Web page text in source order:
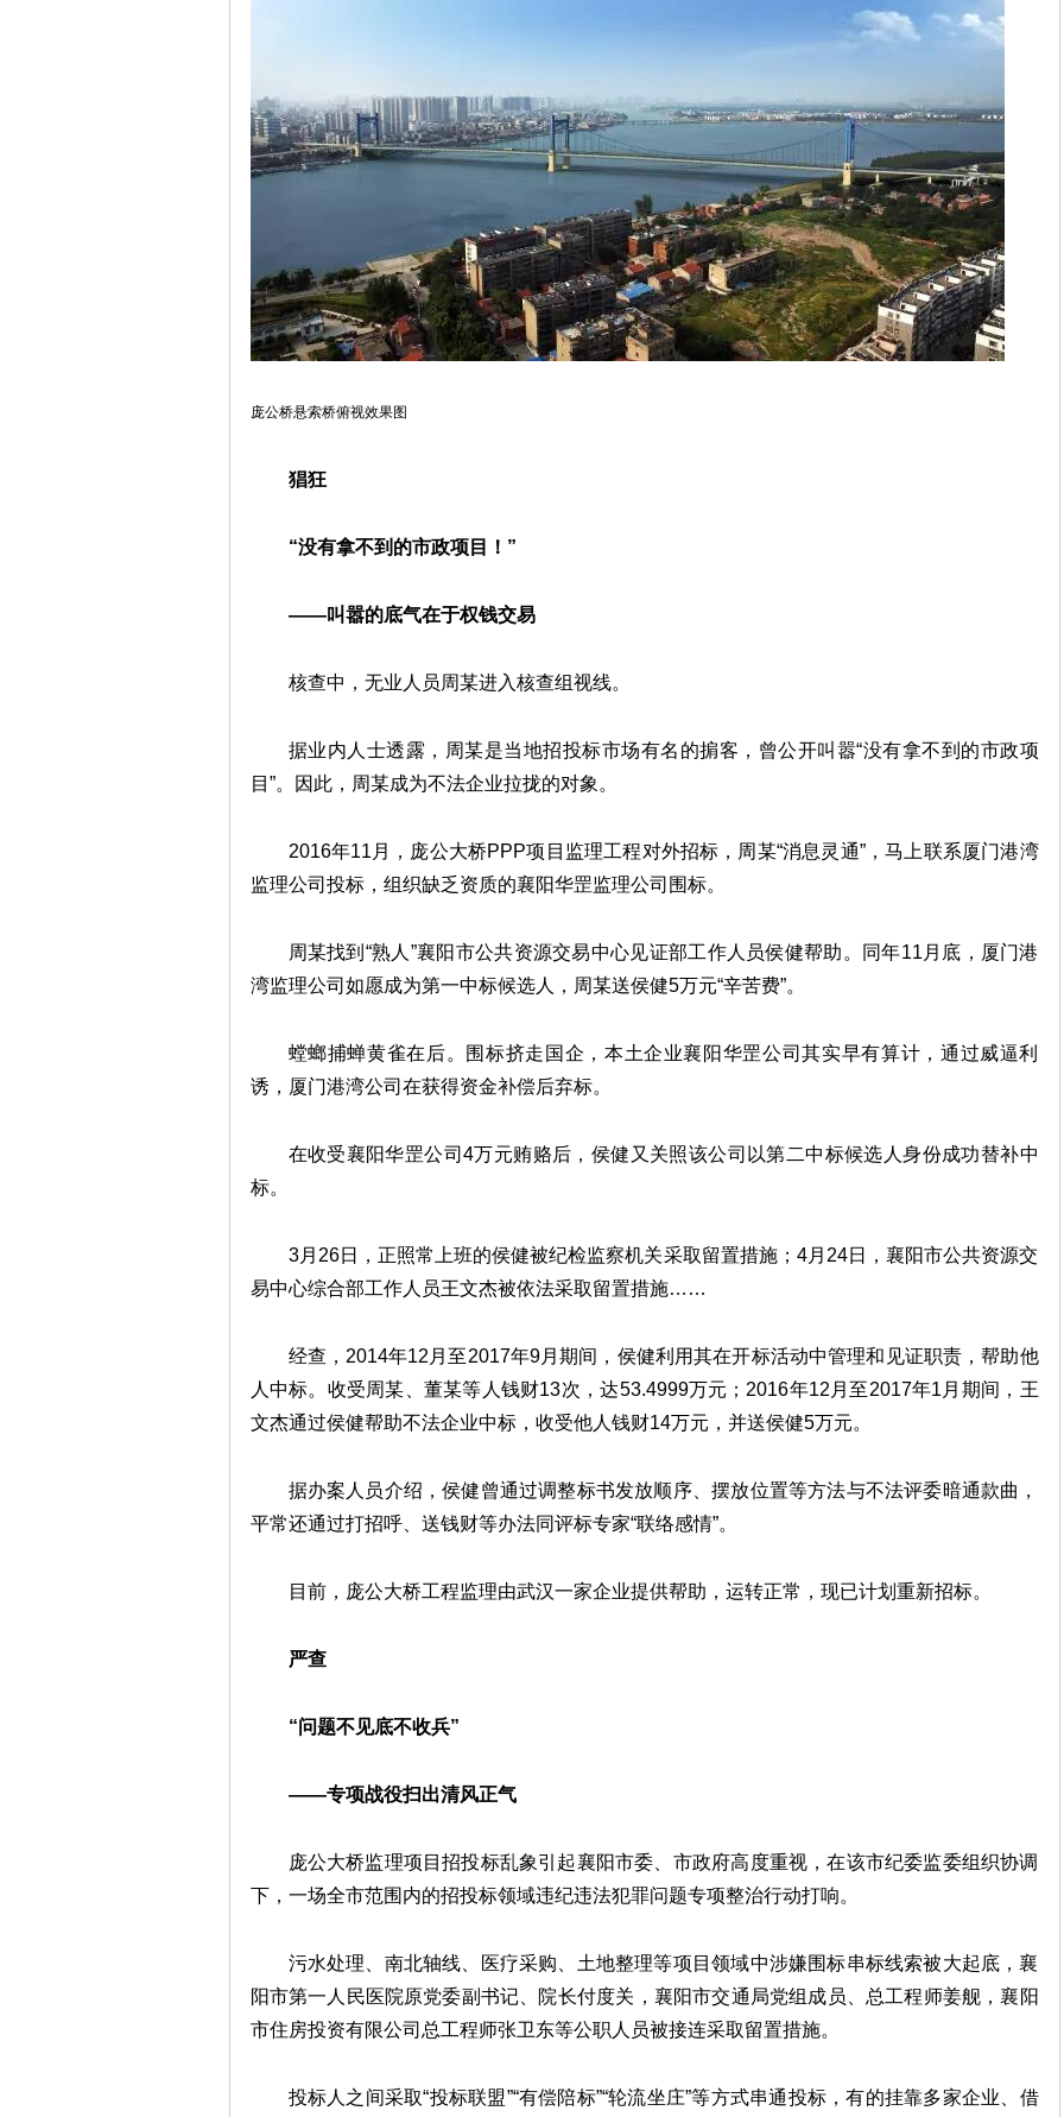
庞公桥悬索桥俯视效果图
猖狂
“没有拿不到的市政项目！”
——叫嚣的底气在于权钱交易
核查中，无业人员周某进入核查组视线。
据业内人士透露，周某是当地招投标市场有名的掮客，曾公开叫嚣“没有拿不到的市政项
目”。因此，周某成为不法企业拉拢的对象。
2016年11月，庞公大桥PPP项目监理工程对外招标，周某“消息灵通”，马上联系厦门港湾
监理公司投标，组织缺乏资质的襄阳华罡监理公司围标。
周某找到“熟人”襄阳市公共资源交易中心见证部工作人员侯健帮助。同年11月底，厦门港
湾监理公司如愿成为第一中标候选人，周某送侯健5万元“辛苦费”。
螳螂捕蝉黄雀在后。围标挤走国企，本土企业襄阳华罡公司其实早有算计，通过威逼利
诱，厦门港湾公司在获得资金补偿后弃标。
在收受襄阳华罡公司4万元贿赂后，侯健又关照该公司以第二中标候选人身份成功替补中
标。
3月26日，正照常上班的侯健被纪检监察机关采取留置措施；4月24日，襄阳市公共资源交
易中心综合部工作人员王文杰被依法采取留置措施……
经查，2014年12月至2017年9月期间，侯健利用其在开标活动中管理和见证职责，帮助他
人中标。收受周某、董某等人钱财13次，达53.4999万元；2016年12月至2017年1月期间，王
文杰通过侯健帮助不法企业中标，收受他人钱财14万元，并送侯健5万元。
据办案人员介绍，侯健曾通过调整标书发放顺序、摆放位置等方法与不法评委暗通款曲，
平常还通过打招呼、送钱财等办法同评标专家“联络感情”。
目前，庞公大桥工程监理由武汉一家企业提供帮助，运转正常，现已计划重新招标。
严查
“问题不见底不收兵”
——专项战役扫出清风正气
庞公大桥监理项目招投标乱象引起襄阳市委、市政府高度重视，在该市纪委监委组织协调
下，一场全市范围内的招投标领域违纪违法犯罪问题专项整治行动打响。
污水处理、南北轴线、医疗采购、土地整理等项目领域中涉嫌围标串标线索被大起底，襄
阳市第一人民医院原党委副书记、院长付度关，襄阳市交通局党组成员、总工程师姜舰，襄阳
市住房投资有限公司总工程师张卫东等公职人员被接连采取留置措施。
投标人之间采取“投标联盟”“有偿陪标”“轮流坐庄”等方式串通投标，有的挂靠多家企业、借